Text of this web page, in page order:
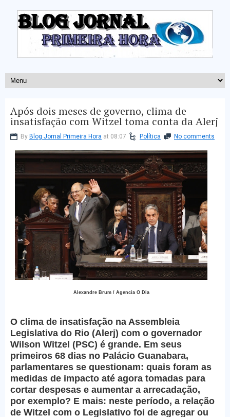
Após dois meses de governo, clima de
insatisfação com Witzel toma conta da Alerj
By Blog Jornal Primeira Hora at 08:07 Política No comments
Alexandre Brum / Agencia O Dia
O clima de insatisfação na Assembleia
Legislativa do Rio (Alerj) com o governador
Wilson Witzel (PSC) é grande. Em seus
primeiros 68 dias no Palácio Guanabara,
parlamentares se questionam: quais foram as
medidas de impacto até agora tomadas para
cortar despesas e aumentar a arrecadação,
por exemplo? E mais: neste período, a relação
de Witzel com o Legislativo foi de agregar ou